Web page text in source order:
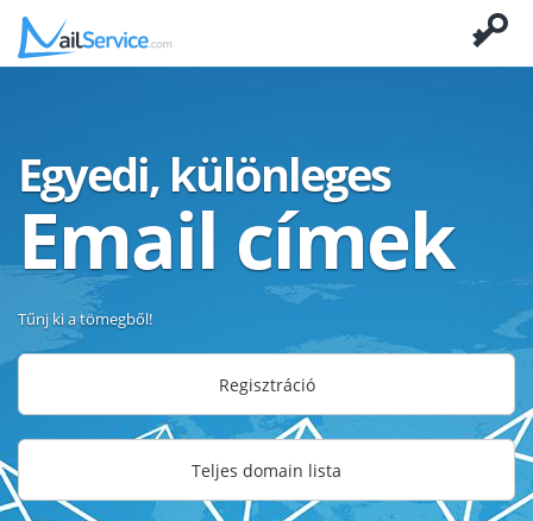
Egyedi, különleges
Email címek
Tűnj ki a tömegből!
Regisztráció
Teljes domain lista